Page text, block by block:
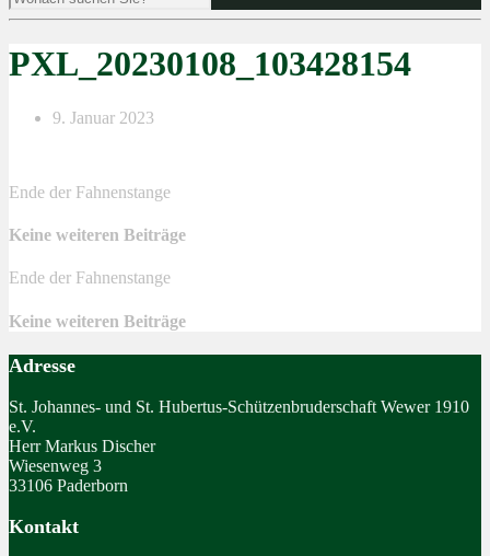
PXL_20230108_103428154
9. Januar 2023
Ende der Fahnenstange
Keine weiteren Beiträge
Ende der Fahnenstange
Keine weiteren Beiträge
Adresse
St. Johannes- und St. Hubertus-Schützenbruderschaft Wewer 1910
e.V.
Herr Markus Discher
Wiesenweg 3
33106 Paderborn
Kontakt